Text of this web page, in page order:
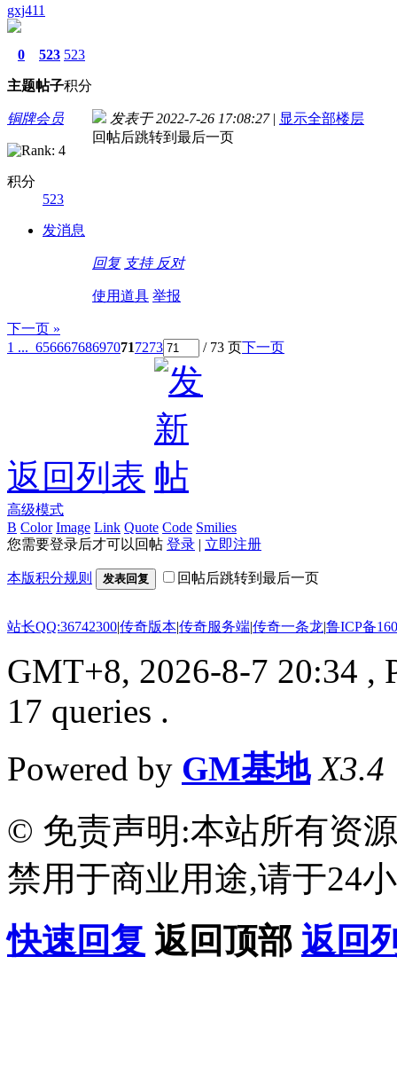
gxj411
0
主题
523
帖子
523
积分
铜牌会员
积分
523
发消息
发表于 2022-7-26 17:08:27 | 显示全部楼层
回帖后跳转到最后一页
回复 支持 反对
使用道具 举报
下一页 »
1 ... 656667686970717273 / 73 页下一页
返回列表
高级模式
B Color Image Link Quote Code Smilies
您需要登录后才可以回帖 登录 | 立即注册
本版积分规则 发表回复 回帖后跳转到最后一页
站长QQ:36742300|传奇版本|传奇服务端|传奇一条龙|鲁ICP备
GMT+8, 2026-8-7 20:34 ,
17 queries .
Powered by GM基地 X3.4
© 免责声明:本站所有资
禁用于商业用途,请于24
快速回复 返回顶部 返回